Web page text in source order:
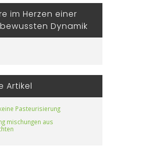
im Herzen einer
Dynamik
Artikel
Pasteurisierung
mischungen aus